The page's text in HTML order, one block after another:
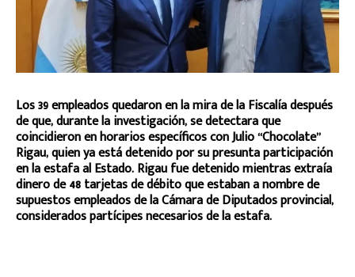
Los 39 empleados quedaron en la mira de la Fiscalía después
de que, durante la investigación, se detectara que
coincidieron en horarios específicos con Julio “Chocolate”
Rigau, quien ya está detenido por su presunta participación
en la estafa al Estado. Rigau fue detenido mientras extraía
dinero de 48 tarjetas de débito que estaban a nombre de
supuestos empleados de la Cámara de Diputados provincial,
considerados partícipes necesarios de la estafa.